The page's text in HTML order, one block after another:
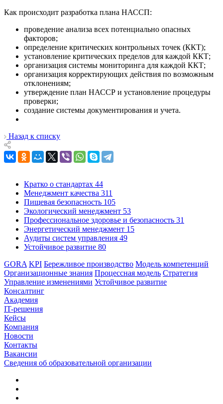
Как происходит разработка плана НАССП:
проведение анализа всех потенциально опасных
факторов;
определение критических контрольных точек (ККТ);
установление критических пределов для каждой ККТ;
организация системы мониторинга для каждой ККТ;
организация корректирующих действия по возможным
отклонениям;
утверждение план НАССР и установление процедуры
проверки;
создание системы документирования и учета.
Назад к списку
Кратко о стандартах 44
Менеджмент качества 311
Пищевая безопасность 105
Экологический менеджмент 53
Профессиональное здоровье и безопасность 31
Энергетический менеджмент 15
Аудиты систем управления 49
Устойчивое развитие 80
GORA KPI Бережливое производство Модель компетенций
Организационные знания Процессная модель Стратегия
Управление изменениями Устойчивое развитие
Консалтинг
Академия
IT-решения
Кейсы
Компания
Новости
Контакты
Вакансии
Сведения об образовательной организации